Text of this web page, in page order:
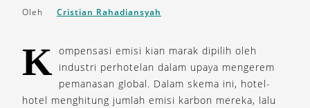
Oleh Cristian Rahadiansyah
K ompensasi emisi kian marak dipilih oleh
industri perhotelan dalam upaya mengerem
pemanasan global. Dalam skema ini, hotel-
hotel menghitung jumlah emisi karbon mereka, lalu